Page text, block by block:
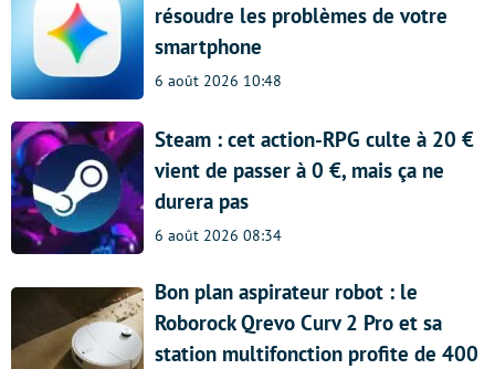
résoudre les problèmes de votre
smartphone
6 août 2026 10:48
Steam : cet action-RPG culte à 20 €
vient de passer à 0 €, mais ça ne
durera pas
6 août 2026 08:34
Bon plan aspirateur robot : le
Roborock Qrevo Curv 2 Pro et sa
station multifonction profite de 400